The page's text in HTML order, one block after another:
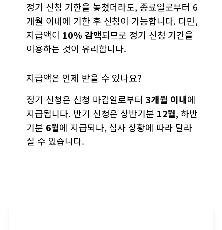
정기 신청 기한을 놓쳤더라도, 종료일로부터 6
개월 이내에 기한 후 신청이 가능합니다. 다만,
지급액이 10% 감액되므로 정기 신청 기간을
이용하는 것이 유리합니다.
지급액은 언제 받을 수 있나요?
정기 신청은 신청 마감일로부터3개월 이내에
지급됩니다. 반기 신청은 상반기분 12월, 하반
기분 6월에 지급되나, 심사 상황에 따라 달라
질 수 있습니다.